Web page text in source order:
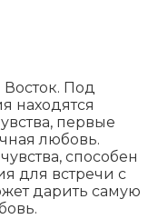
Под
находятся
первые
любовь.
способен
для встречи с
дарить самую